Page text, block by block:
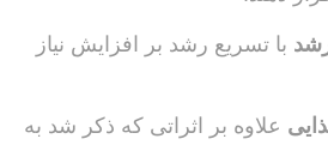
با تسریع رشد بر افزایش نیاز
علاوه بر اثراتی که ذکر شد به